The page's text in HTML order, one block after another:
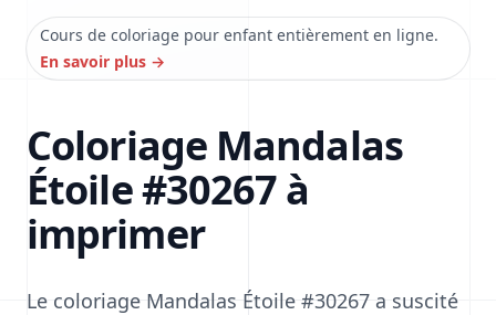
Cours de coloriage pour enfant entièrement en ligne.
En savoir plus →
Coloriage Mandalas
Étoile #30267 à
imprimer
Le coloriage Mandalas Étoile #30267 a suscité